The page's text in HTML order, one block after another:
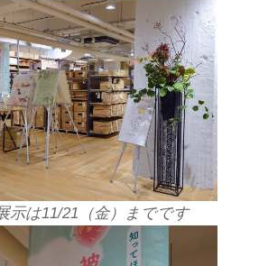
示は11/21（金）までです